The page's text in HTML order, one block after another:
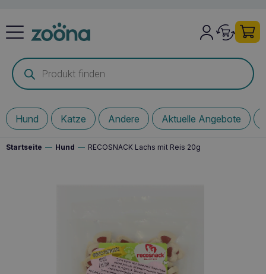
Products
search
Hund Katze Andere Aktuelle Angebote
Startseite — Hund — RECOSNACK Lachs mit Reis 20g